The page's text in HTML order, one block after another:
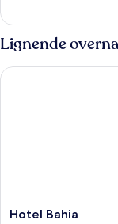
enkeltværelse
havudsigt
Lignende
Hotel
Hotel Bahia
Hotel Bahia